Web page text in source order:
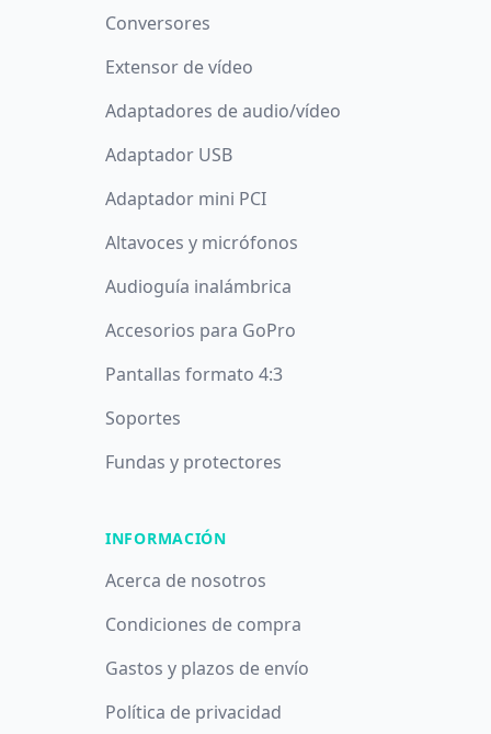
Conversores
Extensor de vídeo
Adaptadores de audio/vídeo
Adaptador USB
Adaptador mini PCI
Altavoces y micrófonos
Audioguía inalámbrica
Accesorios para GoPro
Pantallas formato 4:3
Soportes
Fundas y protectores
INFORMACIÓN
Acerca de nosotros
Condiciones de compra
Gastos y plazos de envío
Política de privacidad